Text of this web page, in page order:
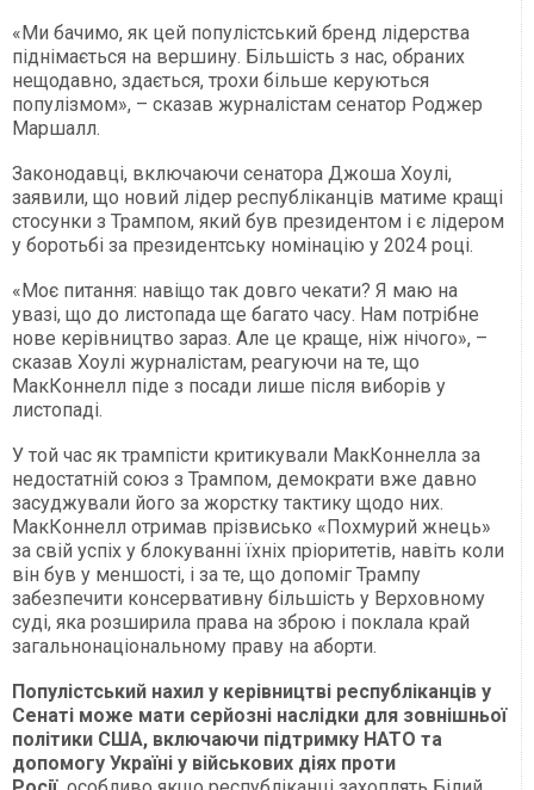
«Ми бачимо, як цей популістський бренд лідерства
піднімається на вершину. Більшість з нас, обраних
нещодавно, здається, трохи більше керуються
популізмом», – сказав журналістам сенатор Роджер
Маршалл.
Законодавці, включаючи сенатора Джоша Хоулі,
заявили, що новий лідер республіканців матиме кращі
стосунки з Трампом, який був президентом і є лідером
у боротьбі за президентську номінацію у 2024 році.
«Моє питання: навіщо так довго чекати? Я маю на
увазі, що до листопада ще багато часу. Нам потрібне
нове керівництво зараз. Але це краще, ніж нічого», –
сказав Хоулі журналістам, реагуючи на те, що
МакКоннелл піде з посади лише після виборів у
листопаді.
У той час як трампісти критикували МакКоннелла за
недостатній союз з Трампом, демократи вже давно
засуджували його за жорстку тактику щодо них.
МакКоннелл отримав прізвисько «Похмурий жнець»
за свій успіх у блокуванні їхніх пріоритетів, навіть коли
він був у меншості, і за те, що допоміг Трампу
забезпечити консервативну більшість у Верховному
суді, яка розширила права на зброю і поклала край
загальнонаціональному праву на аборти.
Популістський нахил у керівництві республіканців у
Сенаті може мати серйозні наслідки для зовнішньої
політики США, включаючи підтримку НАТО та
допомогу Україні у військових діях проти